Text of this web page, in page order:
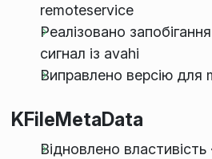
remoteservice
Реалізовано
сигнал із avahi
Виправлено версію для
KFileMetaData
Відновлено